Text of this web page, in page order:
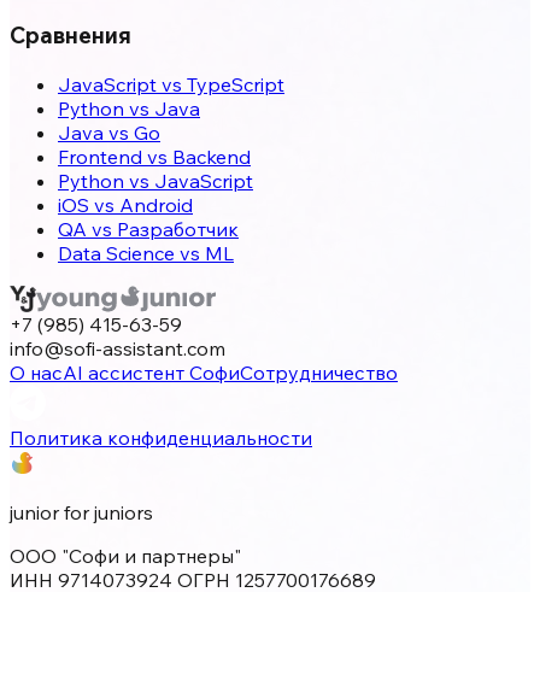
Сравнения
JavaScript vs TypeScript
Python vs Java
Java vs Go
Frontend vs Backend
Python vs JavaScript
iOS vs Android
QA vs Разработчик
Data Science vs ML
+7 (985) 415-63-59
info@sofi-assistant.com
О насAI ассистент СофиСотрудничество
Политика конфиденциальности
junior for juniors
ООО "Софи и партнеры"
ИНН 9714073924 ОГРН 1257700176689